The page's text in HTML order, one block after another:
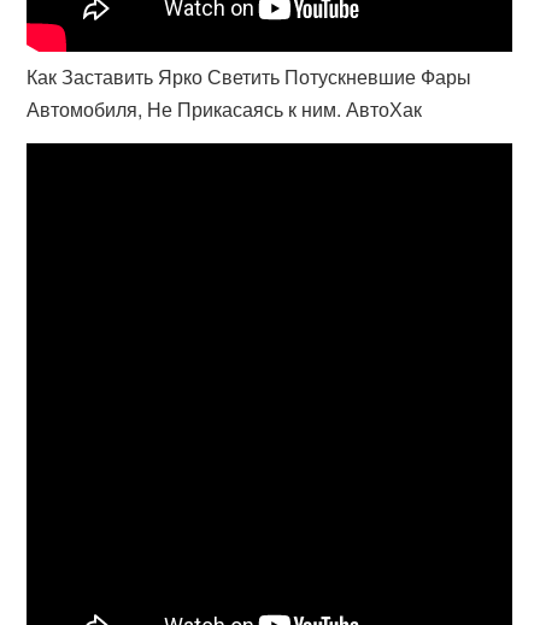
Как Заставить Ярко Светить Потускневшие Фары
Автомобиля, Не Прикасаясь к ним. АвтоХак